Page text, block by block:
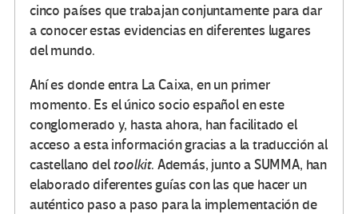
cinco países que trabajan conjuntamente para dar
a conocer estas evidencias en diferentes lugares
del mundo.
Ahí es donde entra La Caixa, en un primer
momento. Es el único socio español en este
conglomerado y, hasta ahora, han facilitado el
acceso a esta información gracias a la traducción al
castellano deltoolkit. Además, junto a SUMMA, han
elaborado diferentes guías con las que hacer un
auténtico paso a paso para la implementación de